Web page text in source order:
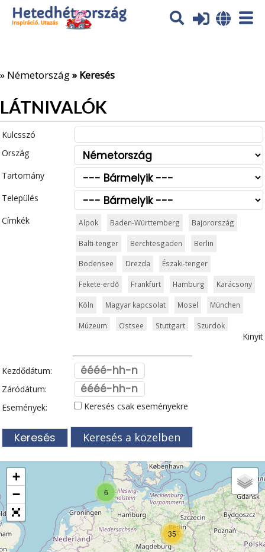
Az oldal sütiket (cookies) használ. További tájékoztatás itt:
Adatvédelmi tájékoztató
» Németország» Keresés
LÁTNIVALÓK
Kulcsszó
Ország
Tartomány
Település
Címkék
Alpok Baden-Württemberg Bajorország
Balti-tenger Berchtesgaden Berlin
Bodensee Drezda Északi-tenger
Fekete-erdő Frankfurt Hamburg Karácsony
Köln Magyar kapcsolat Mosel München
Múzeum Ostsee Stuttgart Szurdok
Világörökség Zugspitze
Kinyit
Kezdődátum:
Záródátum:
Események:
Keresés csak eseményekre
Keresés a közelben
6
35
+
−